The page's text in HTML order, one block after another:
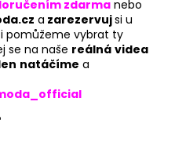
zdarma nebo
a zarezervujsi u
pomůžeme vybrat ty
se na naše reálná videa
natáčíme a